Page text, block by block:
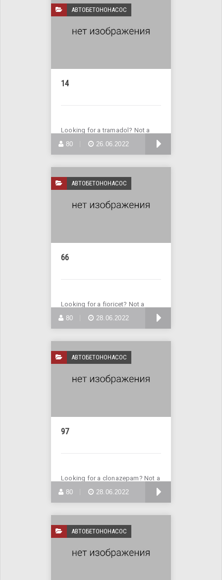
АВТОБЕТОНОНАСОС
14
Looking for a tramadol? Not a
problem! Enter Site >>>
80 26.06.2022
АВТОБЕТОНОНАСОС
66
Looking for a fioricet? Not a
problem! Enter Site >>>
80 28.06.2022
АВТОБЕТОНОНАСОС
97
Looking for a clonazepam? Not a
problem! Enter Site >>>
80 28.06.2022
АВТОБЕТОНОНАСОС